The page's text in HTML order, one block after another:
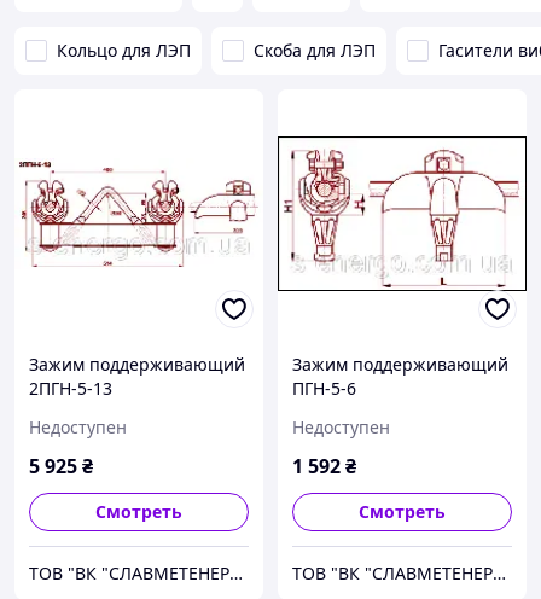
Кольцо для ЛЭП Скоба для ЛЭП Гасители
Зажим поддерживающий
2ПГН-5-13
Недоступен
5 925₴
Смотреть
ТОВ "ВК "СЛАВМЕТЕНЕРГО"
Зажим поддерживающий
ПГН-5-6
Недоступен
1 592₴
Смотреть
ТОВ "ВК "СЛАВМЕТЕНЕРГО"